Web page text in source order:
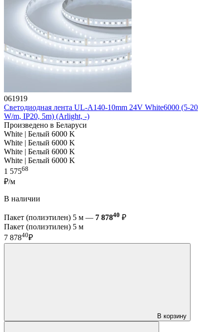
061919
Светодиодная лента UL-A140-10mm 24V White6000 (5-20
W/m, IP20, 5m) (Arlight, -)
Произведено в Беларуси
White | Белый 6000 K
White | Белый 6000 K
White | Белый 6000 K
White | Белый 6000 K
1 57568
₽/м
В наличии
Пакет (полиэтилен) 5 м — 7 87840 ₽
Пакет (полиэтилен) 5 м
7 87840₽
В корзину